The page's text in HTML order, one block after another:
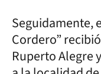
Seguidamente,
Cordero”
Ruperto Alegre